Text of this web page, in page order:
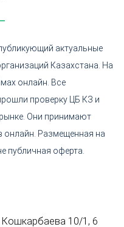
актуальные
Казахстана. На
онлайн. Все
проверку ЦБ КЗ и
рынке. Они принимают
онлайн. Размещенная на
публичная оферта.
Кошкарбаева 10/1, 6